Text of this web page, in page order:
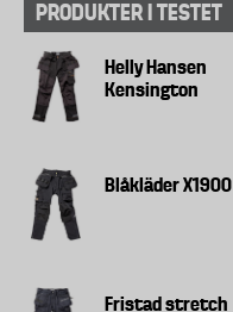
PRODUKTER I TESTET
Helly Hansen
Kensington
Blåkläder X1900
Fristad stretch